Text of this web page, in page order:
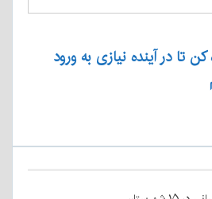
تا در آینده نیازی به ورود